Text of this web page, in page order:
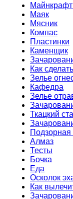
Маяк
Мясник
Компас
Пластинки
Каменщик
Как
Зелье
Кафедра
Зелье
Ткацкий
Подзорная
Алмаз
Тесты
Бочка
Еда
Осколок
Как